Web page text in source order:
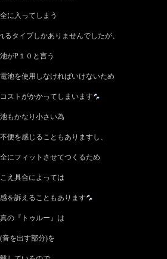
に入ってしまう
るタイプしかありませんでしたが、
がP１０と言う
池を使用しなければいけないため
ストがかかってしまいます
もかなり小さい為
便を感じることもありますし、
にフィットさせてつくるため
え具合によっては
感を訴えることもあります
の『トゥルー』は
音を出す部分)を